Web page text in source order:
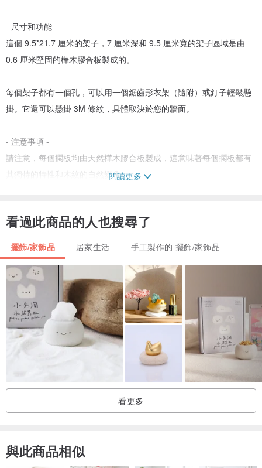
- 尺寸和功能 -
這個 9.5*21.7 厘米的架子，7 厘米深和 9.5 厘米寬的架子區域是由
0.6 厘米堅固的樺木膠合板製成的。
每個架子都有一個孔，可以用一個鋸齒形衣架（隨附）或釘子輕鬆懸
掛。它還可以懸掛 3M 條紋，具體取決於您的牆面。
- 注意事項 -
請注意，每個擱板均由天然樺木膠合板製成，這意味著每個擱板都有
其獨特的特性和木紋的自然變化。
享受你的空間！
閱讀更多
看過此商品的人也搜尋了
擺飾/家飾品 居家生活 手工製作的 擺飾/家飾品
看更多
與此商品相似